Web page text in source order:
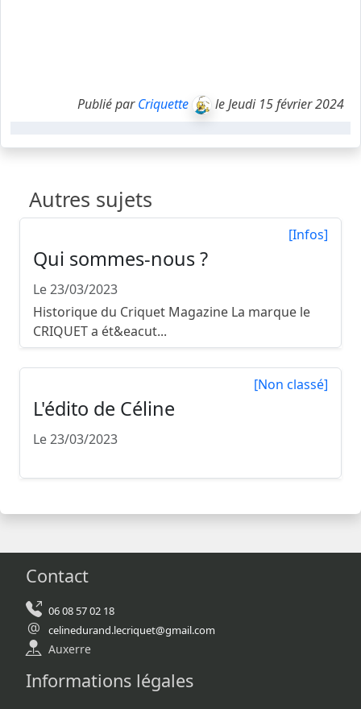
Publié parCriquette le Jeudi 15 février 2024
Autres sujets
[Infos]
Qui sommes-nous ?
Le 23/03/2023
Historique du Criquet Magazine La marque le
CRIQUET a ét&eacut...
[Non classé]
L'édito de Céline
Le 23/03/2023
Contact
06 08 57 02 18
celinedurand.lecriquet@gmail.com
Auxerre
Informations légales